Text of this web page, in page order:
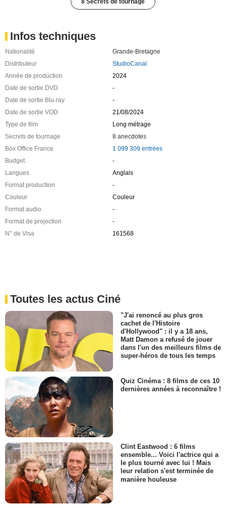
Infos techniques
Nationalité
Grande-Bretagne
Distributeur
StudioCanal
Année de production
2024
Date de sortie DVD
-
Date de sortie Blu-ray
-
Date de sortie VOD
21/08/2024
Type de film
Long métrage
Secrets de tournage
8 anecdotes
Box Office France
1 099 309 entrées
Budget
-
Langues
Anglais
Format production
-
Couleur
Couleur
Format audio
-
Format de projection
-
N° de Visa
161568
Toutes les actus Ciné
"J'ai renoncé au plus gros
cachet de l'Histoire
d'Hollywood" : il y a 18 ans,
Matt Damon a refusé de jouer
dans l'un des meilleurs films de
super-héros de tous les temps
Quiz Cinéma : 8 films de ces 10
dernières années à reconnaître !
Clint Eastwood : 6 films
ensemble... Voici l'actrice qui a
le plus tourné avec lui ! Mais
leur relation s'est terminée de
manière houleuse